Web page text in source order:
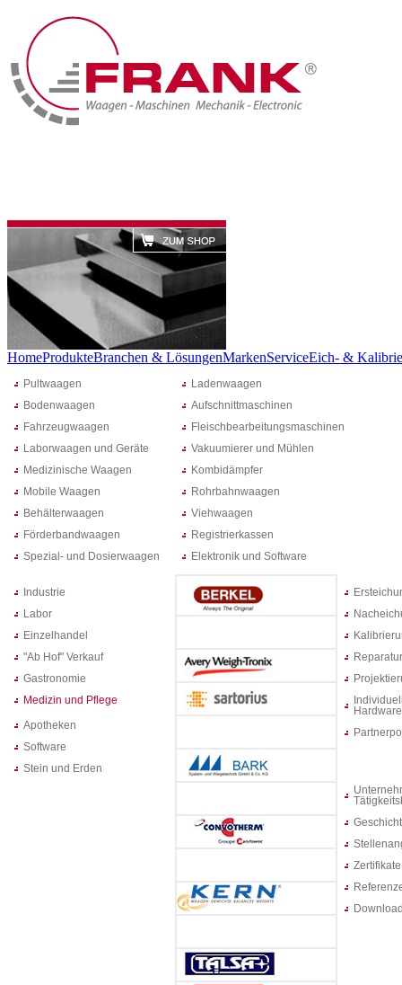
HomeProdukteBranchen & LösungenMarkenServiceEich- &
Pultwaagen
Bodenwaagen
Fahrzeugwaagen
Laborwaagen und Geräte
Medizinische Waagen
Mobile Waagen
Behälterwaagen
Förderbandwaagen
Spezial- und Dosierwaagen
Ladenwaagen
Aufschnittmaschinen
Fleischbearbeitungsmaschinen
Vakuumierer und Mühlen
Kombidämpfer
Rohrbahnwaagen
Viehwaagen
Registrierkassen
Elektronik und Software
Industrie
Labor
Einzelhandel
"Ab Hof" Verkauf
Gastronomie
Medizin und Pflege
Apotheken
Software
Stein und Erden
Zertifikate